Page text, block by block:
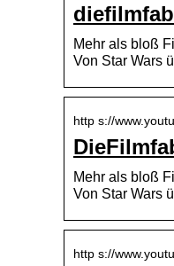
Mehr als bloß
Von Star Wars
http s://
Mehr als bloß
Von Star Wars
http s://